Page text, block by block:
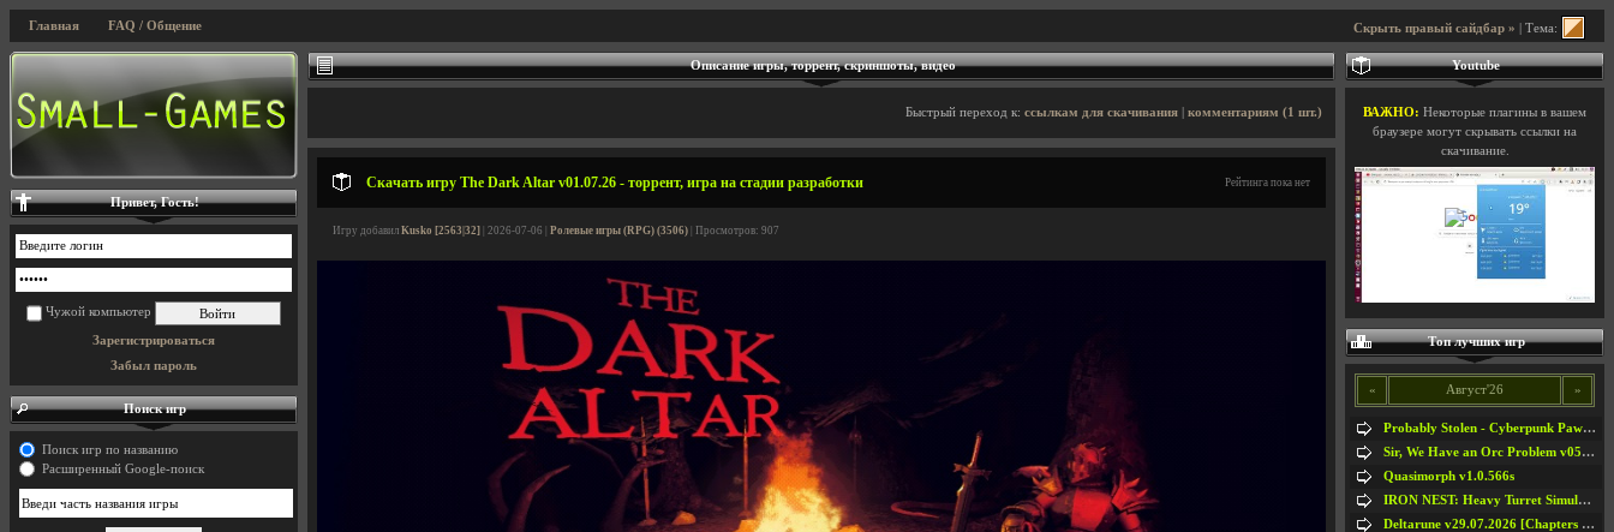
Скрыть правый сайдбар » | Тема:
Главная FAQ / Общение
Описание игры, торрент, скриншоты, видео
Быстрый переход к: ссылкам для скачивания комментариям (1 шт.)
Скачать игру The Dark Altar v01.07.26 - торрент, игра на стадии разработки Рейтинга пока нет
Игру добавил Kusko [2563|32] | 2026-07-06 | Ролевые игры (RPG) (3506) | Просмотров: 907
Привет, Гость!
Чужой компьютер
Зарегистрироваться
Забыл пароль
Поиск игр
Поиск игр по названию
Расширенный Google-поиск
Youtube
ВАЖНО: Некоторые плагины в вашем
браузере могут скрывать ссылки на
скачивание.
Топ лучших игр
« Август'26 »
Probably Stolen - Cyberpunk Pawnshop Simulator v048c [Playtest]
Sir, We Have an Orc Problem v05.08.2026
Quasimorph v1.0.566s
IRON NEST: Heavy Turret Simulator v1.0a
Deltarune v29.07.2026 [Chapters 1-5] / + RUS [Chapters 1-5]